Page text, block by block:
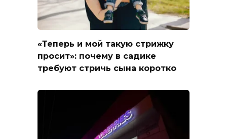
«Теперь и мой такую стрижку
просит»: почему в садике
требуют стричь сына коротко